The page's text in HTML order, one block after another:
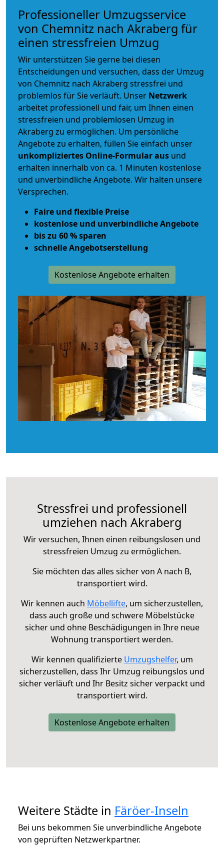
Professioneller Umzugsservice
von Chemnitz nach Akraberg für
einen stressfreien Umzug
Wir unterstützen Sie gerne bei diesen
Entscheidungen und versuchen, dass der Umzug
von Chemnitz nach Akraberg stressfrei und
problemlos für Sie verläuft. Unser Netzwerk
arbeitet professionell und fair, um Ihnen einen
stressfreien und problemlosen Umzug in
Akraberg zu ermöglichen. Um persönliche
Angebote zu erhalten, füllen Sie einfach unser
unkompliziertes Online-Formular aus und
erhalten innerhalb von ca. 1 Minuten kostenlose
und unverbindliche Angebote. Wir halten unsere
Versprechen.
Faire und flexible Preise
kostenlose und unverbindliche Angebote
bis zu 60 % sparen
schnelle Angebotserstellung
Kostenlose Angebote erhalten
Stressfrei und professionell
umziehen nach Akraberg
Wir versuchen, Ihnen einen reibungslosen und
stressfreien Umzug zu ermöglichen.
Sie möchten das alles sicher von A nach B,
transportiert wird.
Wir kennen auch Möbellifte, um sicherzustellen,
dass auch große und schwere Möbelstücke
sicher und ohne Beschädigungen in Ihre neue
Wohnung transportiert werden.
Wir kennen qualifizierte Umzugshelfer, um
sicherzustellen, dass Ihr Umzug reibungslos und
sicher verläuft und Ihr Besitz sicher verpackt und
transportiert wird.
Kostenlose Angebote erhalten
Weitere Städte in Färöer-Inseln
Bei uns bekommen Sie unverbindliche Angebote
von geprüften Netzwerkpartner.